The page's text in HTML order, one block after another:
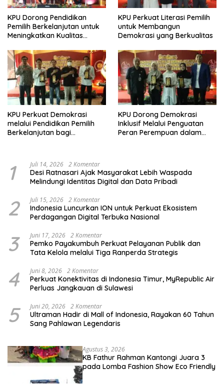
KPU Dorong Pendidikan
Pemilih Berkelanjutan untuk
Meningkatkan Kualitas
KPU Perkuat Literasi Pemilih
untuk Membangun
Demokrasi yang Berkualitas
KPU Perkuat Demokrasi
melalui Pendidikan Pemilih
Berkelanjutan bagi
KPU Dorong Demokrasi
Inklusif Melalui Penguatan
Peran Perempuan dalam
1 Juli 14, 2026 2 Komentar
Desi Ratnasari Ajak Masyarakat Lebih Waspada
Melindungi Identitas Digital dan Data Pribadi
2 Juli 15, 2026 2 Komentar
Indonesia Luncurkan ION untuk Perkuat Ekosistem
Perdagangan Digital Terbuka Nasional
3 Juni 17, 2026 2 Komentar
Pemko Payakumbuh Perkuat Pelayanan Publik dan
Tata Kelola melalui Tiga Ranperda Strategis
4 Juni 8, 2026 2 Komentar
Perkuat Konektivitas di Indonesia Timur, MyRepublic Air
Perluas Jangkauan di Sulawesi
5 Juni 20, 2026 2 Komentar
Ultraman Hadir di Mall of Indonesia, Rayakan 60 Tahun
Sang Pahlawan Legendaris
Agustus 3, 2026
KB Fathur Rahman Kantongi Juara 3
pada Lomba Fashion Show Eco Friendly